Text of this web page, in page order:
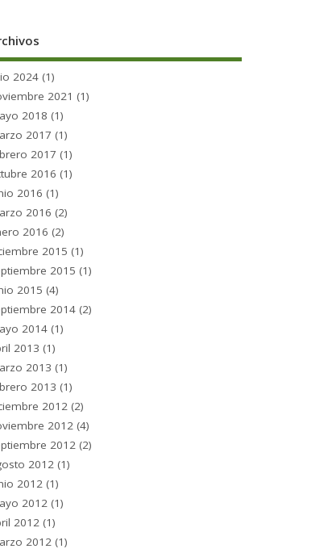
2024 (1)
2021 (1)
2018 (1)
2017 (1)
2017 (1)
2016 (1)
2016 (1)
2016 (2)
2016 (2)
2015 (1)
2015 (1)
2015 (4)
2014 (2)
2014 (1)
2013 (1)
2013 (1)
2013 (1)
2012 (2)
2012 (4)
2012 (2)
2012 (1)
2012 (1)
2012 (1)
2012 (1)
2012 (1)